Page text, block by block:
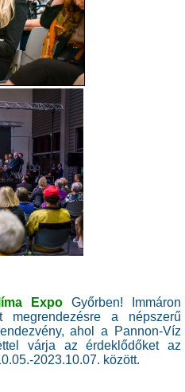
ExpoGyőrben! Immáron
megrendezésre a népszerű
ahol a Pannon-Víz
várja az érdeklődőket az
2023.10.07. között.